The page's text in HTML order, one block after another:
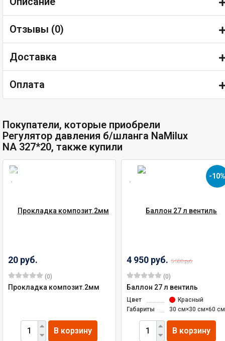
Отзывы (0)
Доставка
Оплата
Покупатели, которые приобрели
Регулятор давления б/шланга NaMilux
NA 327*20, также купили
20 руб.
(0)
Прокладка композит.2мм
В корзину
-10%
4 950 руб. 5 500 руб.
(0)
Баллон 27 л вентиль
Цвет
Красный
Габариты
30 см×30 см×60 см
В корзину